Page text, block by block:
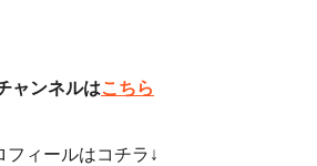
ャンネルはこちら
フィールはコチラ↓